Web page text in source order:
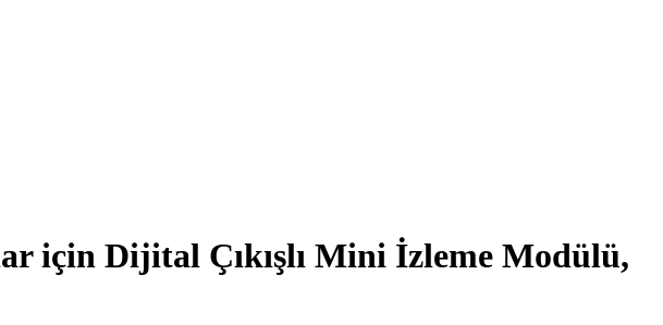
için Dijital Çıkışlı Mini İzleme Modülü,